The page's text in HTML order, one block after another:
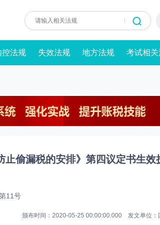
控法规 失效法规 地方法规 考试相
偷漏税的安排》第四议定书生效
11号
颁布时间：2020-05-25 00:00:00.000 发文单位：